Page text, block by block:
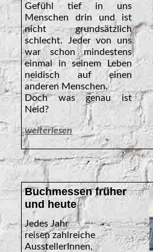
Gefühl tief in uns
Menschen drin und ist
nicht grundsätzlich
schlecht. Jeder von uns
war schon mindestens
einmal in seinem Leben
neidisch auf einen
anderen Menschen.
Doch was genau ist
Neid?
weiterlesen
Buchmessen früher
und heute
Jedes Jahr
reisenzahlreiche
AusstellerInnen,